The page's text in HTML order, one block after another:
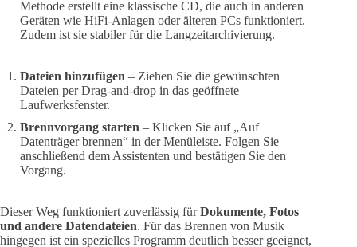
Methode erstellt eine klassische CD, die auch in anderen
Geräten wie HiFi-Anlagen oder älteren PCs funktioniert.
Zudem ist sie stabiler für die Langzeitarchivierung.
Dateien hinzufügen – Ziehen Sie die gewünschten
Dateien per Drag-and-drop in das geöffnete
Laufwerksfenster.
Brennvorgang starten – Klicken Sie auf „Auf
Datenträger brennen“ in der Menüleiste. Folgen Sie
anschließend dem Assistenten und bestätigen Sie den
Vorgang.
Dieser Weg funktioniert zuverlässig fürDokumente, Fotos
und andere Datendateien. Für das Brennen von Musik
hingegen ist ein spezielles Programm deutlich besser geeignet,